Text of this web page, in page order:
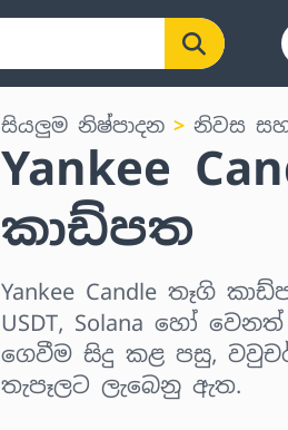
සියලුම නිෂ්පාදන නිවස
Yankee
කාඩ්පත
Yankee Candle තෑගි
USDT, Solana හෝ
ගෙවීම සිදු කළ පසු,
තැපෑලට ලැබෙනු ඇත.